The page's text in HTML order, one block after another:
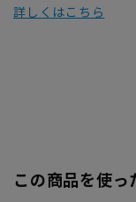
詳しくはこちら
この商品を使っ